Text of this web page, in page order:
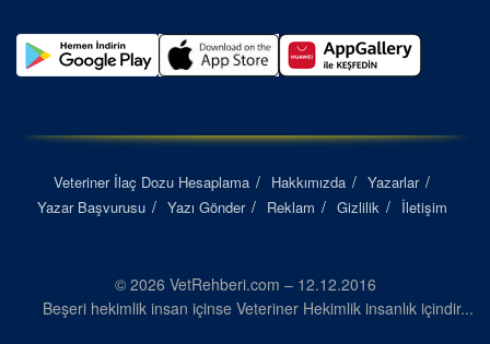
Veteriner İlaç Dozu Hesaplama Hakkımızda
Yazarlar
Yazar Başvurusu
Yazı Gönder Reklam Gizlilik İletişim
© 2026 VetRehberi.com – 12.12.2016
Beşeri hekimlik insan içinse Veteriner Hekimlik insanlık içindir...